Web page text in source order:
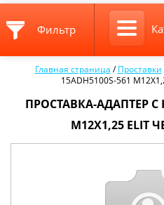
Главная страница /Проставки
15ADH5100S-561
ПРОСТАВКА-АДАПТЕР С
M12X1,25 ELIT
Фильтр